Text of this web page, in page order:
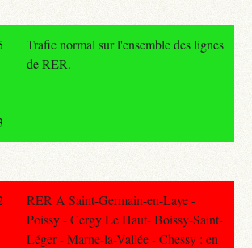
Trafic normal sur l'ensemble des lignes
de RER.
RER A Saint-Germain-en-Laye -
Poissy - Cergy Le Haut- Boissy-Saint-
Léger - Marne-la-Vallée - Chessy : en